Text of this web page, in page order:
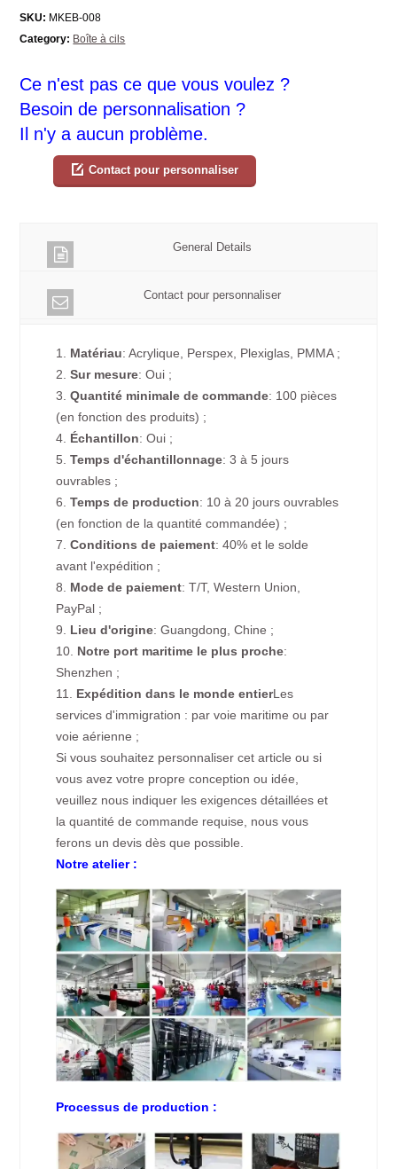
SKU: MKEB-008
Category: Boîte à cils
Ce n'est pas ce que vous voulez ?
Besoin de personnalisation ?
Il n'y a aucun problème.
Contact pour personnaliser
General Details
Contact pour personnaliser
1. Matériau: Acrylique, Perspex, Plexiglas, PMMA ;
2.Sur mesure: Oui ;
3.Quantité minimale de commande: 100 pièces
(en fonction des produits) ;
4. Échantillon: Oui ;
5. Temps d'échantillonnage: 3 à 5 jours
ouvrables ;
6.Temps de production: 10 à 20 jours ouvrables
(en fonction de la quantité commandée) ;
7.Conditions de paiement: 40% et le solde
avant l'expédition ;
8. Mode de paiement: T/T, Western Union,
PayPal ;
9. Lieu d'origine: Guangdong, Chine ;
10. Notre port maritime le plus proche:
Shenzhen ;
11. Expédition dans le monde entierLes
services d'immigration : par voie maritime ou par
voie aérienne ;
Si vous souhaitez personnaliser cet article ou si
vous avez votre propre conception ou idée,
veuillez nous indiquer les exigences détaillées et
la quantité de commande requise, nous vous
ferons un devis dès que possible.
Notre atelier :
Processus de production :